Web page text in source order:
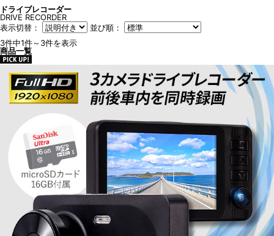
ドライブレコーダー
DRIVE RECORDER
表示切替：
並び順：
3件中1件～3件を表示
商品一覧